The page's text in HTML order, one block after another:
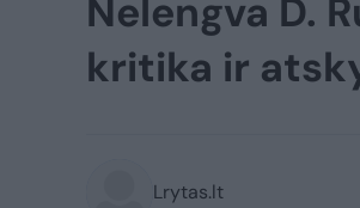
Nelengva D.
kritika ir
Lrytas.lt